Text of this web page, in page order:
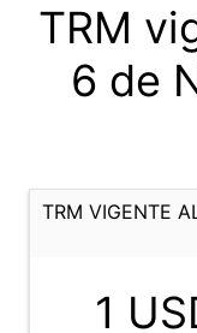
TRM
6 de
TRM VIGENTE
1